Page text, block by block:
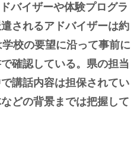
バイザーや体験プログラ
されるアドバイザーは約
校の要望に沿って事前に
確認している。県の担当
講話内容は担保されてい
どの背景までは把握して